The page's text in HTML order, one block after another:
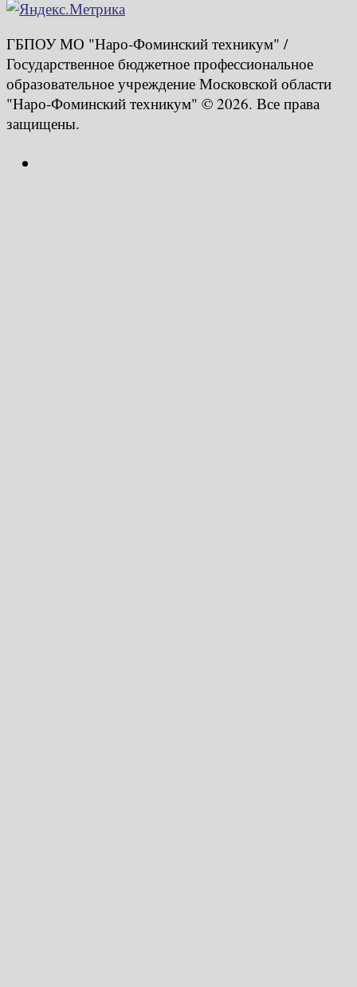
ГБПОУ МО "Наро-Фоминский техникум" /
Государственное бюджетное профессиональное
образовательное учреждение Московской области
"Наро-Фоминский техникум" © 2026. Все права
защищены.